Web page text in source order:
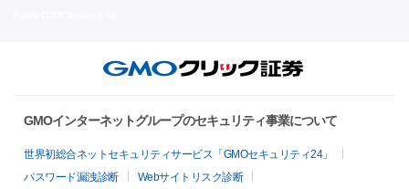
GMOインターネットグループのセキュリティ事業について
世界初総合ネットセキュリティサービス「GMOセキュリティ24」
パスワード漏洩診断
Webサイトリスク診断